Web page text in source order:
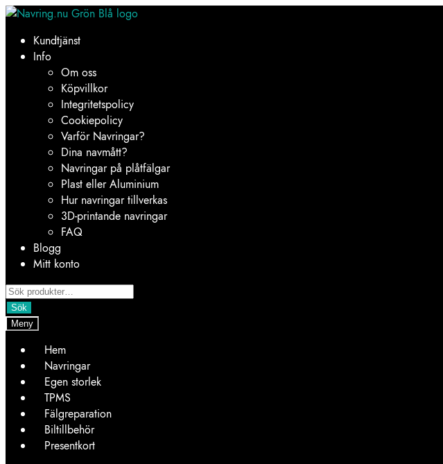
Hoppa
navigering
Hoppa
innehållKundtjänst
Info
Om oss
Köpvillkor
Integritetspolicy
Cookiepolicy
Varför Navringar?
Dina navmått?
Navringar på plåtfälgar
Plast eller Aluminium
Hur navringar tillverkas
3D-printande navringar
FAQ
Blogg
Mitt konto
Products
search
Sök
Meny
Hem
Navringar
Egen storlek
TPMS
Fälgreparation
Biltillbehör
Presentkort